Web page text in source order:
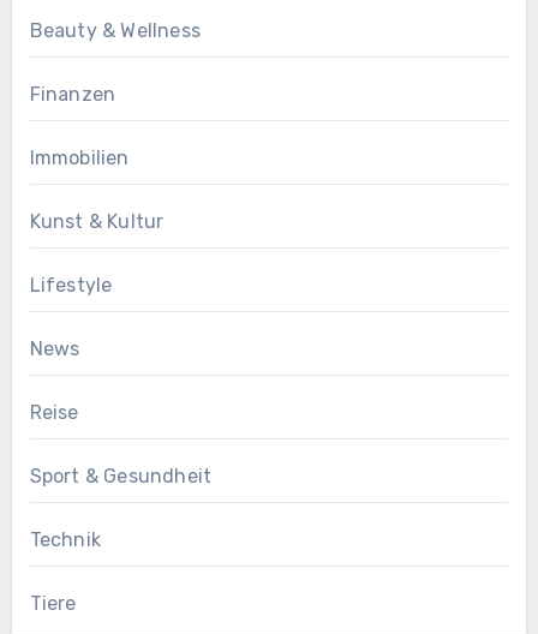
Beauty & Wellness
Finanzen
Immobilien
Kunst & Kultur
Lifestyle
News
Reise
Sport & Gesundheit
Technik
Tiere